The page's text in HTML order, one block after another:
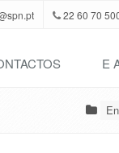
22 60 70
E